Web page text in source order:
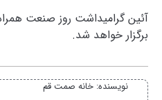
برگزار خواهد شد.
نویسنده: خانه صمت قم